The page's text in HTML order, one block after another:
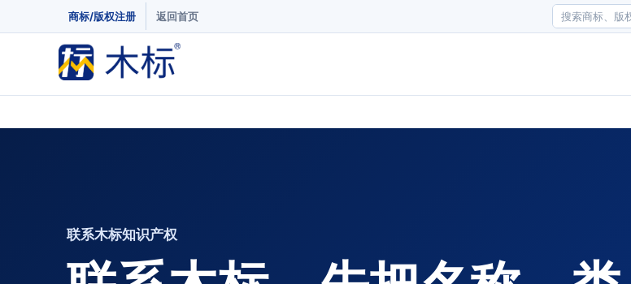
商标/版权注册 返回首页
联系木标知识产权